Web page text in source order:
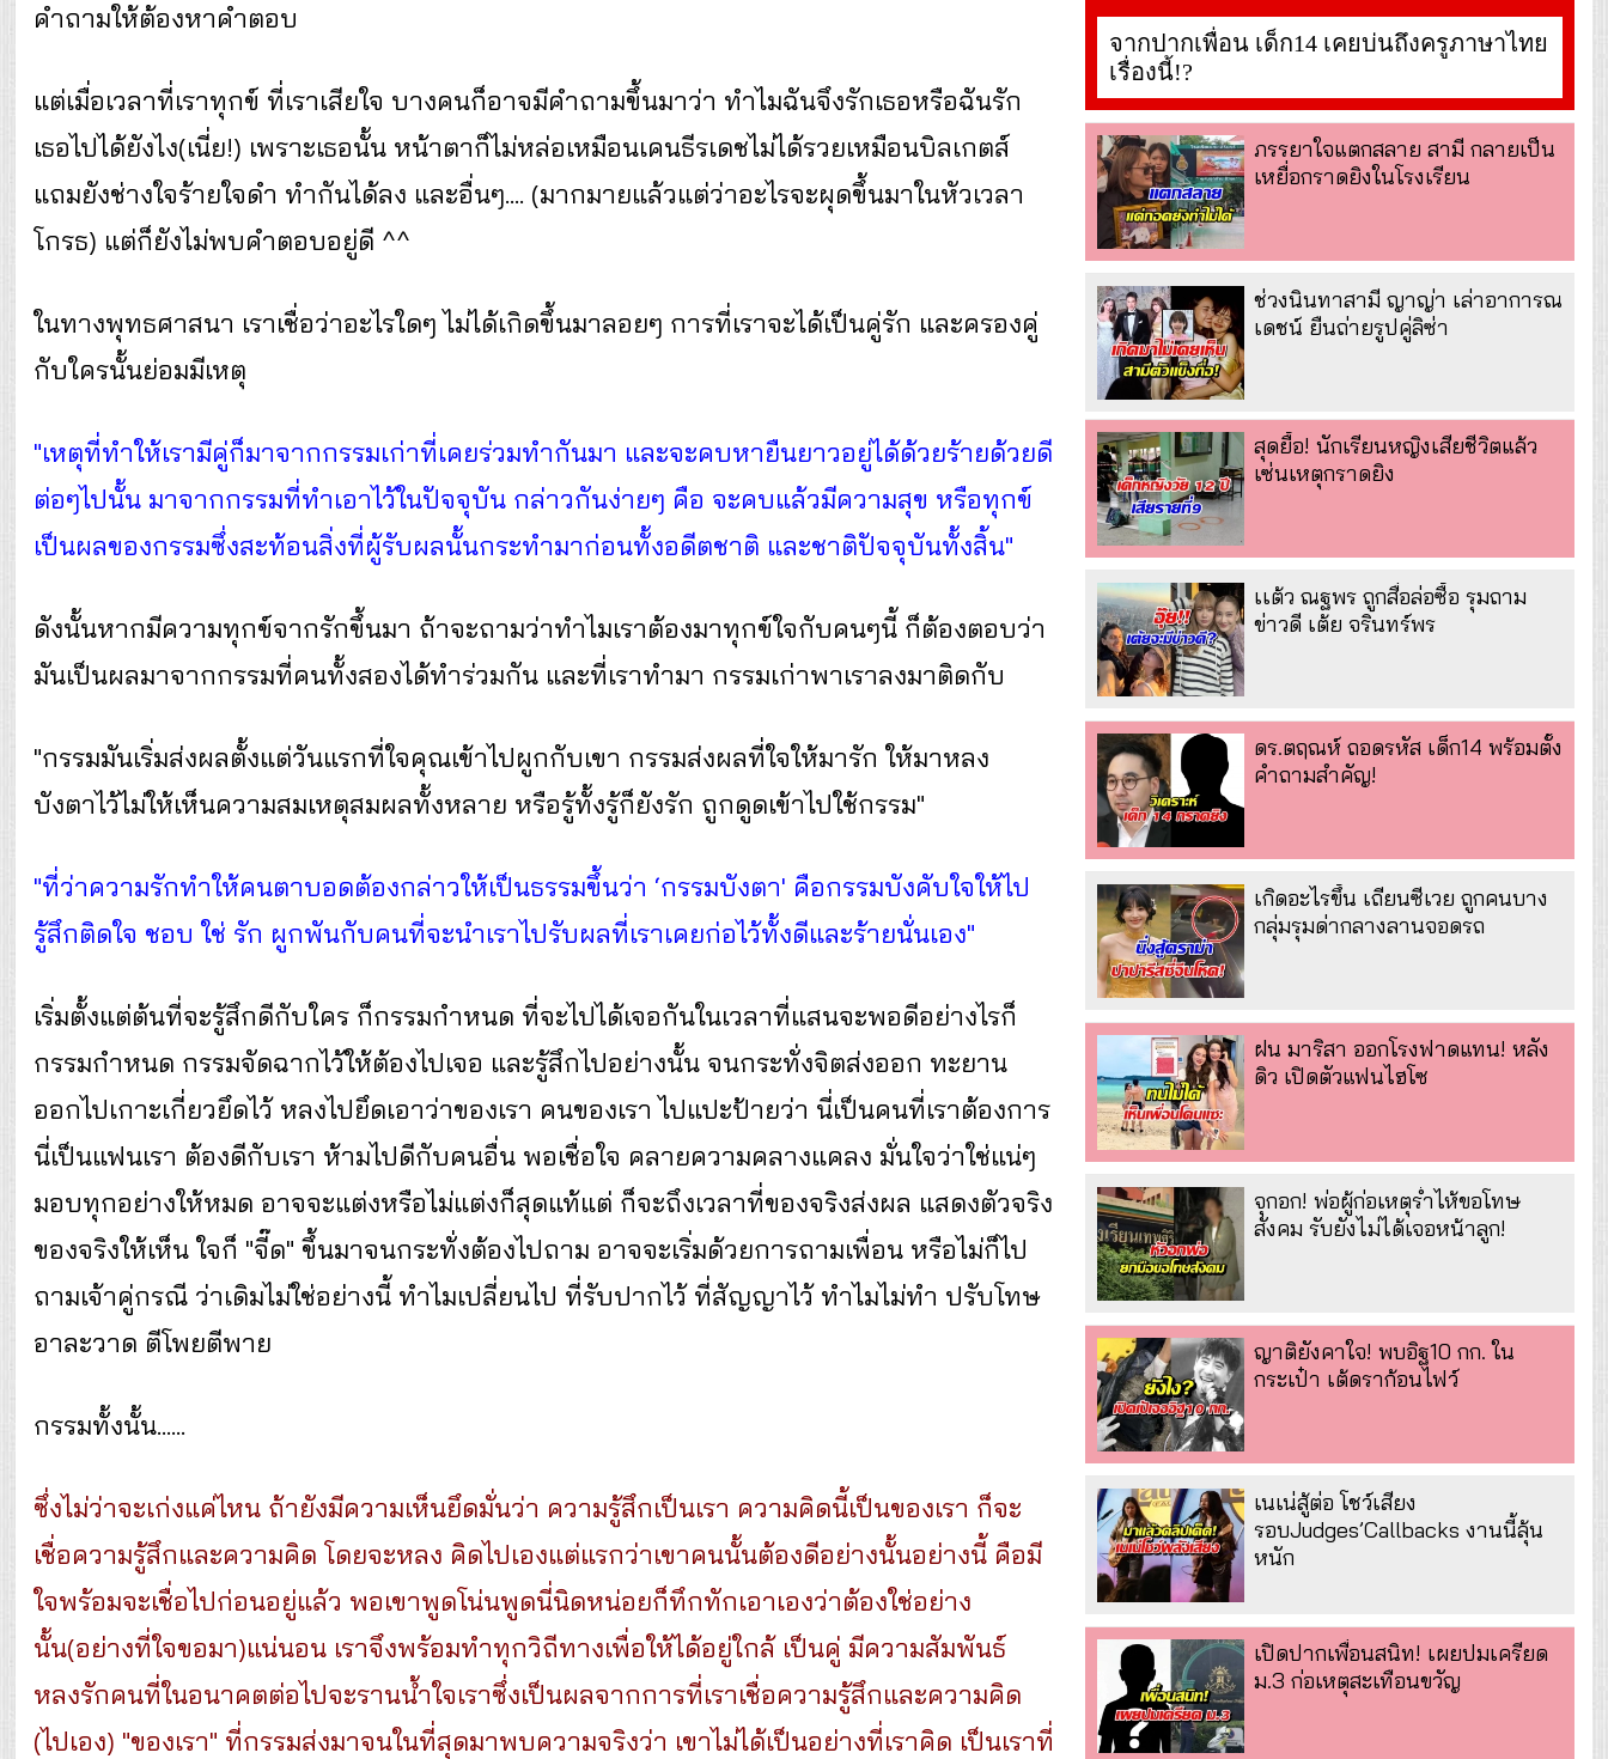
คำถามให้ต้องหาคำตอบ
แต่เมื่อเวลาที่เราทุกข์ ที่เราเสียใจ บางคนก็อาจมีคำถามขึ้นมาว่า ทำไมฉันจึงรักเธอหรือฉันรัก
เธอไปได้ยังไง(เนี่ย!) เพราะเธอนั้น หน้าตาก็ไม่หล่อเหมือนเคนธีรเดชไม่ได้รวยเหมือนบิลเกตส์
แถมยังช่างใจร้ายใจดำ ทำกันได้ลง และอื่นๆ.... (มากมายแล้วแต่ว่าอะไรจะผุดขึ้นมาในหัวเวลา
โกรธ) แต่ก็ยังไม่พบคำตอบอยู่ดี ^^
ในทางพุทธศาสนา เราเชื่อว่าอะไรใดๆ ไม่ได้เกิดขึ้นมาลอยๆ การที่เราจะได้เป็นคู่รัก และครองคู่
กับใครนั้นย่อมมีเหตุ
"เหตุที่ทำให้เรามีคู่ก็มาจากกรรมเก่าที่เคยร่วมทำกันมา และจะคบหายืนยาวอยู่ได้ด้วยร้ายด้วยดี
ต่อๆไปนั้น มาจากกรรมที่ทำเอาไว้ในปัจจุบัน กล่าวกันง่ายๆ คือ จะคบแล้วมีความสุข หรือทุกข์
เป็นผลของกรรมซึ่งสะท้อนสิ่งที่ผู้รับผลนั้นกระทำมาก่อนทั้งอดีตชาติ และชาติปัจจุบันทั้งสิ้น"
ดังนั้นหากมีความทุกข์จากรักขึ้นมา ถ้าจะถามว่าทำไมเราต้องมาทุกข์ใจกับคนๆนี้ ก็ต้องตอบว่า
มันเป็นผลมาจากกรรมที่คนทั้งสองได้ทำร่วมกัน และที่เราทำมา กรรมเก่าพาเราลงมาติดกับ
"กรรมมันเริ่มส่งผลตั้งแต่วันแรกที่ใจคุณเข้าไปผูกกับเขา กรรมส่งผลที่ใจให้มารัก ให้มาหลง
บังตาไว้ไม่ให้เห็นความสมเหตุสมผลทั้งหลาย หรือรู้ทั้งรู้ก็ยังรัก ถูกดูดเข้าไปใช้กรรม"
"ที่ว่าความรักทำให้คนตาบอดต้องกล่าวให้เป็นธรรมขึ้นว่า ‘กรรมบังตา' คือกรรมบังคับใจให้ไป
รู้สึกติดใจ ชอบ ใช่ รัก ผูกพันกับคนที่จะนำเราไปรับผลที่เราเคยก่อไว้ทั้งดีและร้ายนั่นเอง"
เริ่มตั้งแต่ต้นที่จะรู้สึกดีกับใคร ก็กรรมกำหนด ที่จะไปได้เจอกันในเวลาที่แสนจะพอดีอย่างไรก็
กรรมกำหนด กรรมจัดฉากไว้ให้ต้องไปเจอ และรู้สึกไปอย่างนั้น จนกระทั่งจิตส่งออก ทะยาน
ออกไปเกาะเกี่ยวยึดไว้ หลงไปยึดเอาว่าของเรา คนของเรา ไปแปะป้ายว่า นี่เป็นคนที่เราต้องการ
นี่เป็นแฟนเรา ต้องดีกับเรา ห้ามไปดีกับคนอื่น พอเชื่อใจ คลายความคลางแคลง มั่นใจว่าใช่แน่ๆ
มอบทุกอย่างให้หมด อาจจะแต่งหรือไม่แต่งก็สุดแท้แต่ ก็จะถึงเวลาที่ของจริงส่งผล แสดงตัวจริง
ของจริงให้เห็น ใจก็ "จี๊ด" ขึ้นมาจนกระทั่งต้องไปถาม อาจจะเริ่มด้วยการถามเพื่อน หรือไม่ก็ไป
ถามเจ้าคู่กรณี ว่าเดิมไม่ใช่อย่างนี้ ทำไมเปลี่ยนไป ที่รับปากไว้ ที่สัญญาไว้ ทำไมไม่ทำ ปรับโทษ
อาละวาด ตีโพยตีพาย
กรรมทั้งนั้น......
ซึ่งไม่ว่าจะเก่งแค่ไหน ถ้ายังมีความเห็นยึดมั่นว่า ความรู้สึกเป็นเรา ความคิดนี้เป็นของเรา ก็จะ
เชื่อความรู้สึกและความคิด โดยจะหลง คิดไปเองแต่แรกว่าเขาคนนั้นต้องดีอย่างนั้นอย่างนี้ คือมี
ใจพร้อมจะเชื่อไปก่อนอยู่แล้ว พอเขาพูดโน่นพูดนี่นิดหน่อยก็ทึกทักเอาเองว่าต้องใช่อย่าง
นั้น(อย่างที่ใจขอมา)แน่นอน เราจึงพร้อมทำทุกวิถีทางเพื่อให้ได้อยู่ใกล้ เป็นคู่ มีความสัมพันธ์
หลงรักคนที่ในอนาคตต่อไปจะรานน้ำใจเราซึ่งเป็นผลจากการที่เราเชื่อความรู้สึกและความคิด
(ไปเอง) "ของเรา" ที่กรรมส่งมาจนในที่สุดมาพบความจริงว่า เขาไม่ได้เป็นอย่างที่เราคิด เป็นเราที่
จากปากเพื่อน เด็ก14 เคยบ่นถึงครูภาษาไทย
เรื่องนี้!?
ภรรยาใจแตกสลาย สามี กลายเป็น
เหยื่อกราดยิงในโรงเรียน
ช่วงนินทาสามี ญาญ่า เล่าอาการณ
เดชน์ ยืนถ่ายรูปคู่ลิซ่า
สุดยื้อ! นักเรียนหญิงเสียชีวิตแล้ว
เซ่นเหตุกราดยิง
เเต้ว ณฐพร ถูกสื่อล่อซื้อ รุมถาม
ข่าวดี เต้ย จรินทร์พร
ดร.ตฤณห์ ถอดรหัส เด็ก14 พร้อมตั้ง
คำถามสำคัญ!
เกิดอะไรขึ้น เถียนซีเวย ถูกคนบาง
กลุ่มรุมด่ากลางลานจอดรถ
ฝน มาริสา ออกโรงฟาดแทน! หลัง
ดิว เปิดตัวแฟนไฮโซ
จุกอก! พ่อผู้ก่อเหตุร่ำไห้ขอโทษ
สังคม รับยังไม่ได้เจอหน้าลูก!
ญาติยังคาใจ! พบอิฐ10 กก. ใน
กระเป๋า เต้ดราก้อนไฟว์
เนเน่สู้ต่อ โชว์เสียง
รอบJudges’Callbacks งานนี้ลุ้น
หนัก
เปิดปากเพื่อนสนิท! เผยปมเครียด
ม.3 ก่อเหตุสะเทือนขวัญ